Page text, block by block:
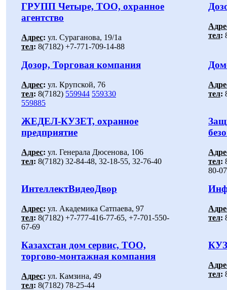
ГРУПП Четыре, ТОО, охранное
агентство
Адрес: ул. Сураганова, 19/1а
тел: 8(7182) +7-771-709-14-88
тел:
Дозор, Торговая компания
Адрес: ул. Крупской, 76
тел: 8(7182) 559944 559330
559885
тел:
ЖЕДЕЛ-КУЗЕТ, охранное
предприятие
Адрес: ул. Генерала Дюсенова, 106
тел: 8(7182) 32-84-48, 32-18-55, 32-76-40
тел:
80-07
ИнтеллектВидеоДвор
Адрес: ул. Академика Сатпаева, 97
тел: 8(7182) +7-777-416-77-65, +7-701-550-
67-69
тел:
Казахстан дом сервис, ТОО,
торгово-монтажная компания
Адрес: ул. Камзина, 49
тел: 8(7182) 78-25-44
тел: